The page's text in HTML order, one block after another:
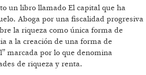
un libro llamado El capital que ha
Aboga por una fiscalidad progresiva
la riqueza como única forma de
a la creación de una forma de
marcada por lo que denomina
de riqueza y renta.